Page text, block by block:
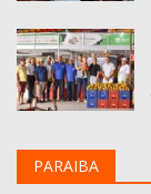
PARAIBA